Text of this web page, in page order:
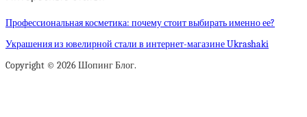
Профессиональная косметика: почему стоит выбирать именно ее?
Украшения из ювелирной стали в интернет-магазине Ukrashaki
Copyright © 2026 Шопинг Блог.